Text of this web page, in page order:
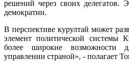
решений через своих делегатов.
демократии.
В перспективе курултай может
элемент политической системы
более широкие возможности
управлении страной», - полагает